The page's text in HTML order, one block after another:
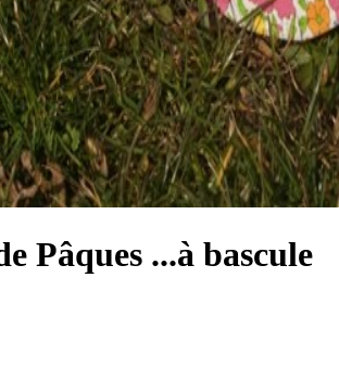
Pâques ...à bascule